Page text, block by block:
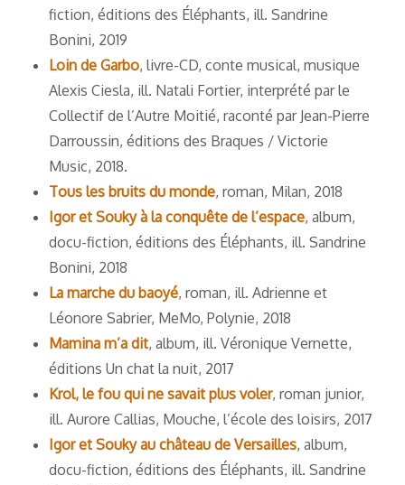
fiction, éditions des Éléphants, ill. Sandrine
Bonini, 2019
Loin de Garbo, livre-CD, conte musical, musique
Alexis Ciesla, ill. Natali Fortier, interprété par le
Collectif de l’Autre Moitié, raconté par Jean-Pierre
Darroussin, éditions des Braques / Victorie
Music, 2018.
Tous les bruits du monde, roman, Milan, 2018
Igor et Souky à la conquête de l’espace, album,
docu-fiction, éditions des Éléphants, ill. Sandrine
Bonini, 2018
La marche du baoyé, roman, ill. Adrienne et
Léonore Sabrier, MeMo, Polynie, 2018
Mamina m’a dit, album, ill. Véronique Vernette,
éditions Un chat la nuit, 2017
Krol, le fou qui ne savait plus voler, roman junior,
ill. Aurore Callias, Mouche, l’école des loisirs, 2017
Igor et Souky au château de Versailles, album,
docu-fiction, éditions des Éléphants, ill. Sandrine